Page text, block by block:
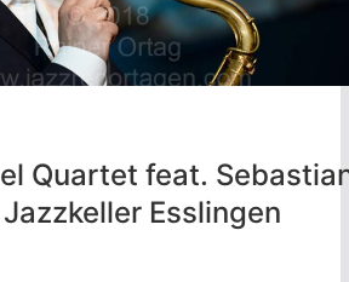
Quartet feat.
Esslingen